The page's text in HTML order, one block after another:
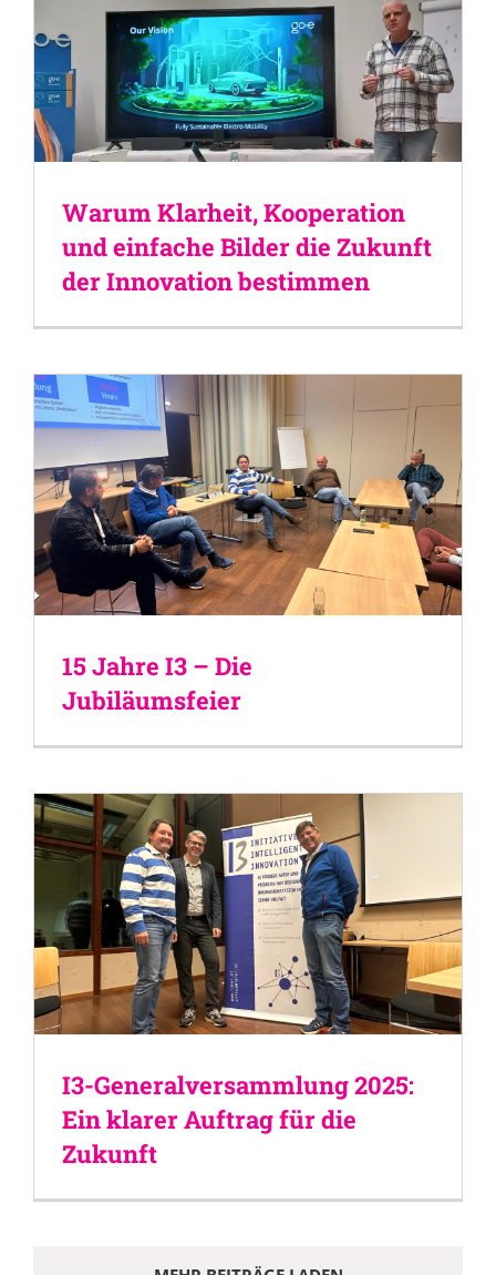
Warum Klarheit, Kooperation
und einfache Bilder die Zukunft
der Innovation bestimmen
15 Jahre I3 – Die
Jubiläumsfeier
I3-Generalversammlung 2025:
Ein klarer Auftrag für die
Zukunft